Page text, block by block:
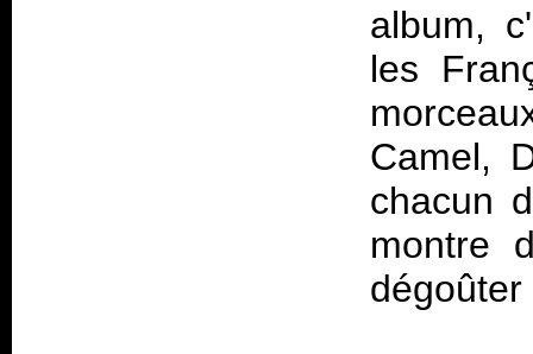
album,
les
Camel,
chacun
montre